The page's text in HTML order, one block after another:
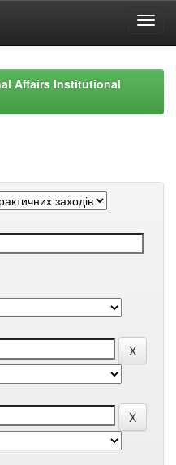
Affairs Institutional